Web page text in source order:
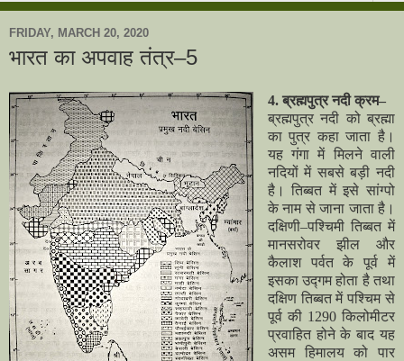
FRIDAY, MARCH 20, 2020
भारत का अपवाह तंत्र–5
4. ब्रह्मपुत्र नदी क्रम–
ब्रह्मपुत्र नदी को ब्रह्मा
का पुत्र कहा जाता है।
यह गंगा में मिलने वाली
नदियों में सबसे बड़ी नदी
है। तिब्बत में इसे सांग्पो
के नाम से जाना जाता है।
दक्षिणी–पश्चिमी तिब्बत में
मानसरोवर झील और
कैलाश पर्वत के पूर्व में
इसका उद्गम होता है तथा
दक्षिण तिब्बत में पश्चिम से
पूर्व की 1290 किलोमीटर
प्रवाहित होने के बाद यह
असम हिमालय को पार